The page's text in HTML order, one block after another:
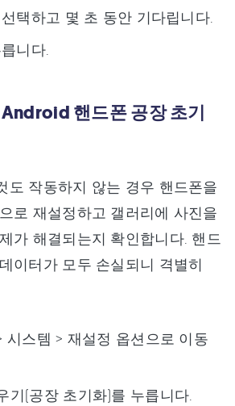
택하고 몇 초 동안 기다립니다.
니다.
핸드폰 공장 초기
도 작동하지 않는 경우 핸드폰을
로 재설정하고 갤러리에 사진을
가 해결되는지 확인합니다. 핸드
이터가 모두 손실되니 격별히
시스템 > 재설정 옵션으로 이동
기(공장 초기화)를 누릅니다.